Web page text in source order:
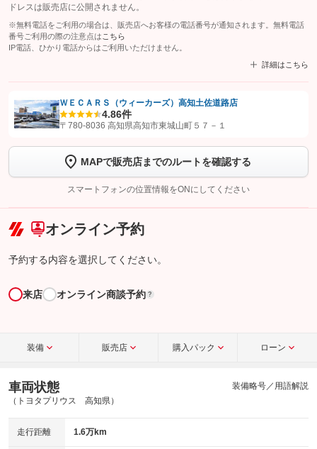
ドレスは販売店に公開されません。
※無料電話をご利用の場合は、販売店へお客様の電話番号が通知されます。無料電話
番号ご利用の際の注意点は こちら
IP電話、ひかり電話からはご利用いただけません。
詳細はこちら
【STEP1】認証画面でグーネットを友だち追加してから「許可する」ボタンを押
トーク画面で
ボタンをタップして問い合わせを
完了してください。
こちら
ＷＥＣＡＲＳ（ウィーカーズ）高知土佐道路店
4.86件
〒780-8036 高知県高知市東城山町５７－１
MAPで販売店までのルートを確認する
スマートフォンの位置情報をONにしてください
オンライン予約
予約する内容を選択してください。
来店 オンライン商談予約 ?
装備 販売店 購入パック ローン
車両状態
（トヨタプリウス 高知県）
装備略号／用語解説
走行距離 1.6万km